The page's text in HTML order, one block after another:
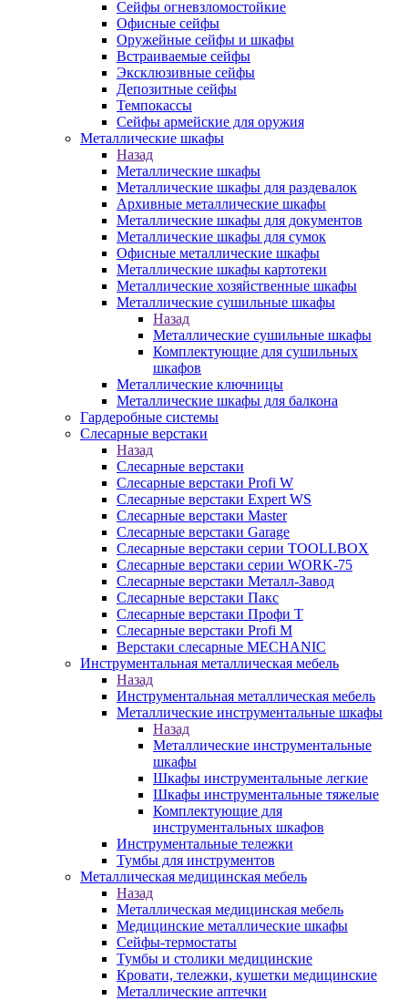
Сейфы огневзломостойкие
Офисные сейфы
Оружейные сейфы и шкафы
Встраиваемые сейфы
Эксклюзивные сейфы
Депозитные сейфы
Темпокассы
Сейфы армейские для оружия
Металлические шкафы
Назад
Металлические шкафы
Металлические шкафы для раздевалок
Архивные металлические шкафы
Металлические шкафы для документов
Металлические шкафы для сумок
Офисные металлические шкафы
Металлические шкафы картотеки
Металлические хозяйственные шкафы
Металлические сушильные шкафы
Назад
Металлические сушильные шкафы
Комплектующие для сушильных
шкафов
Металлические ключницы
Металлические шкафы для балкона
Гардеробные системы
Слесарные верстаки
Назад
Слесарные верстаки
Слесарные верстаки Profi W
Слесарные верстаки Expert WS
Слесарные верстаки Master
Слесарные верстаки Garage
Слесарные верстаки серии TOOLLBOX
Слесарные верстаки серии WORK-75
Слесарные верстаки Металл-Завод
Слесарные верстаки Пакс
Слесарные верстаки Профи Т
Слесарные верстаки Profi M
Верстаки слесарные MECHANIC
Инструментальная металлическая мебель
Назад
Инструментальная металлическая мебель
Металлические инструментальные шкафы
Назад
Металлические инструментальные
шкафы
Шкафы инструментальные легкие
Шкафы инструментальные тяжелые
Комплектующие для
инструментальных шкафов
Инструментальные тележки
Тумбы для инструментов
Металлическая медицинская мебель
Назад
Металлическая медицинская мебель
Медицинские металлические шкафы
Сейфы-термостаты
Тумбы и столики медицинские
Кровати, тележки, кушетки медицинские
Металлические аптечки